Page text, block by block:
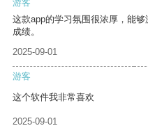
游客
这款app的学习氛围很浓厚，能
成绩。
2025-09-01
游客
这个软件我非常喜欢
2025-09-01